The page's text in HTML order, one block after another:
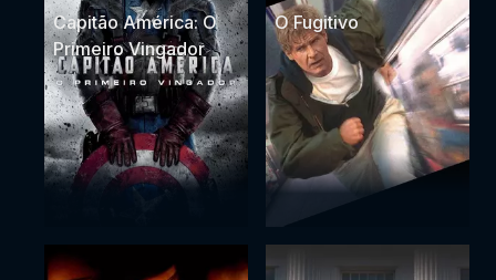
Capitão América: O
Primeiro Vingador
O Fugitivo